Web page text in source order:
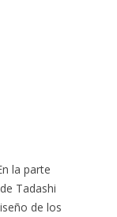
la parte
Tadashi
de los